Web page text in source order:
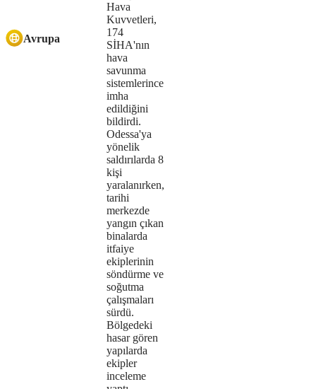
Avrupa
Hava
Kuvvetleri,
174
SİHA'nın
hava
savunma
sistemlerince
imha
edildiğini
bildirdi.
Odessa'ya
yönelik
saldırılarda 8
kişi
yaralanırken,
tarihi
merkezde
yangın çıkan
binalarda
itfaiye
ekiplerinin
söndürme ve
soğutma
çalışmaları
sürdü.
Bölgedeki
hasar gören
yapılarda
ekipler
inceleme